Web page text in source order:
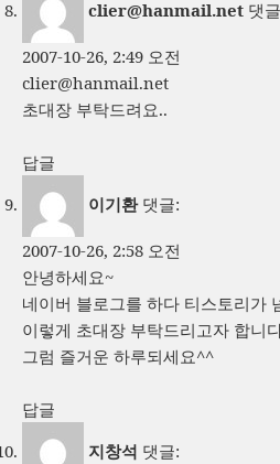
clier@hanmail.net 댓
2007-10-26, 2:49 오전
clier@hanmail.net
초대장 부탁드려요..
답글
이기환 댓글:
2007-10-26, 2:58 오전
안녕하세요~
네이버 블로그를 하다 티스토리가
이렇게 초대장 부탁드리고자 합니
그럼 즐거운 하루되세요^^
답글
지창석 댓글: